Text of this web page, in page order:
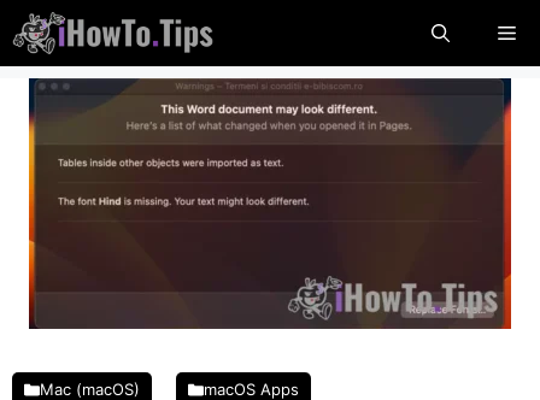
Mine
sisu
juurde
Mac (macOS) macOS Apps